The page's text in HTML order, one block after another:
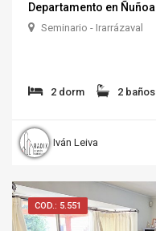
Departamento en Ñuñoa
Seminario - Irarrázaval
2 dorm 2 baños
Iván Leiva
COD.: 5.551